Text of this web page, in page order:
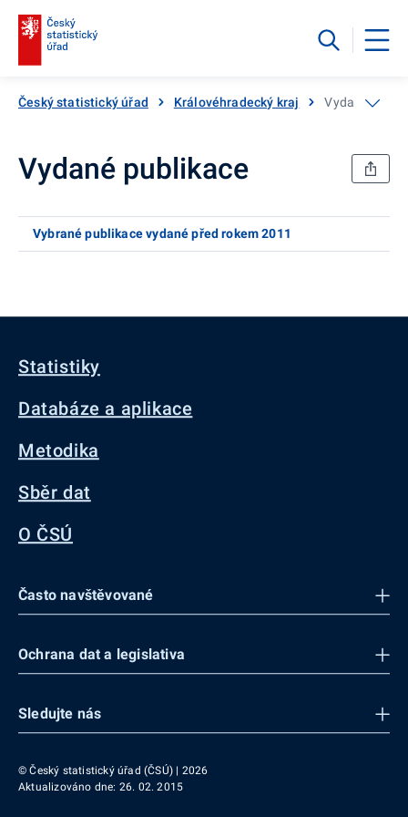
Český statistický úřad Královéhradecký kraj Vydané
Vydané publikace
Vybrané publikace vydané před rokem 2011
Statistiky
Databáze a aplikace
Metodika
Sběr dat
O ČSÚ
Často navštěvované
Ochrana dat a legislativa
Sledujte nás
© Český statistický úřad (ČSÚ) | 2026
Aktualizováno dne: 26. 02. 2015